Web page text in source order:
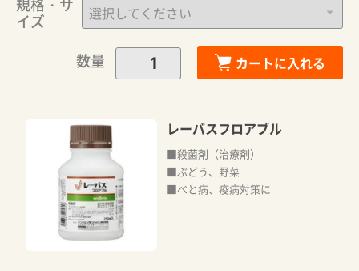
イズ
数量
カートに入れる
レーバスフロアブル
■殺菌剤（治療剤）
■ぶどう、野菜
■べと病、疫病対策に